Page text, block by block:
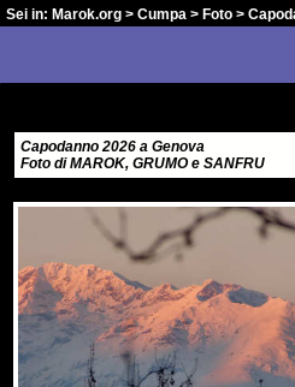
Sei in: Marok.org > Cumpa > Foto >
Capodanno 2026 a Genova
Foto di MAROK, GRUMO e SANFRU